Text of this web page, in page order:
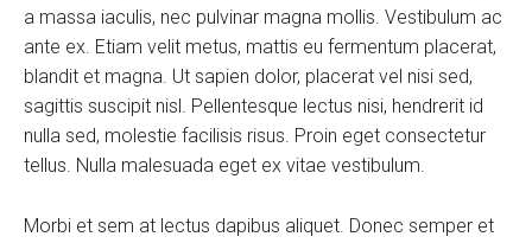
a massa iaculis, nec pulvinar magna mollis. Vestibulum ac
ante ex. Etiam velit metus, mattis eu fermentum placerat,
blandit et magna. Ut sapien dolor, placerat vel nisi sed,
sagittis suscipit nisl. Pellentesque lectus nisi, hendrerit id
nulla sed, molestie facilisis risus. Proin eget consectetur
tellus. Nulla malesuada eget ex vitae vestibulum.
Morbi et sem at lectus dapibus aliquet. Donec semper et